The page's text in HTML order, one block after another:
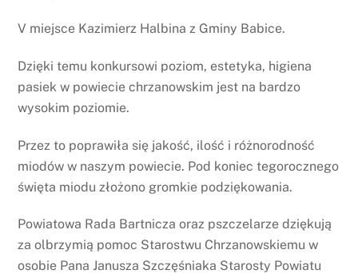
V miejsce Kazimierz Halbina z Gminy Babice.
Dzięki temu konkursowi poziom, estetyka, higiena
pasiek w powiecie chrzanowskim jest na bardzo
wysokim poziomie.
Przez to poprawiła się jakość, ilość i różnorodność
miodów w naszym powiecie. Pod koniec tegorocznego
święta miodu złożono gromkie podziękowania.
Powiatowa Rada Bartnicza oraz pszczelarze dziękują
za olbrzymią pomoc Starostwu Chrzanowskiemu w
osobie Pana Janusza Szczęśniaka Starosty Powiatu